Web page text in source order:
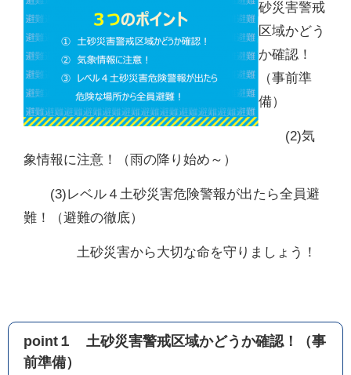
砂災害警戒
区域かどう
か確認！
（事前準
備）
(2)気
象情報に注意！（雨の降り始め～）
(3)レベル４土砂災害危険警報が出たら全員避
難！（避難の徹底）
土砂災害から大切な命を守りましょう！
point１ 土砂災害警戒区域かどうか確認！（事
前準備）